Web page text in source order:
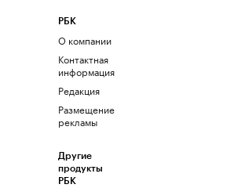
РБК
О компании
Контактная
информация
Редакция
Размещение
рекламы
Другие
продукты
РБК